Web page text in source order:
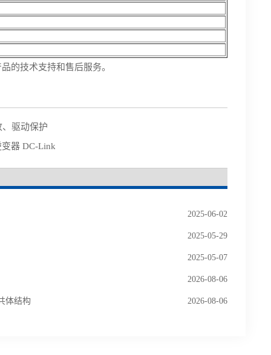
的技术支持和售后服务。
、驱动保护
器 DC-Link
2025-06-02
2025-05-29
2025-05-07
2026-08-06
2026-08-06
体结构